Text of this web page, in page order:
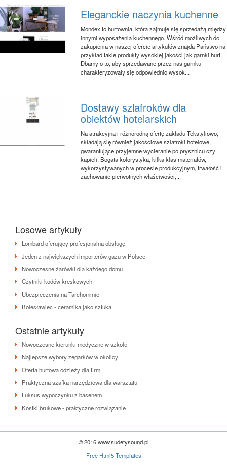
Eleganckie naczynia kuchenne
Mondex to hurtownia, która zajmuje się sprzedażą między
innymi wyposażenia kuchennego. Wśród możliwych do
zakupienia w naszej ofercie artykułów znajdą Państwo na
przykład takie produkty wysokiej jakości jak garnki hurt.
Dbamy o to, aby sprzedawane przez nas garnku
charakteryzowały się odpowiednio wysok...
Dostawy szlafroków dla
obiektów hotelarskich
Na atrakcyjną i różnorodną ofertę zakładu Tekstyliowo,
składają się również jakościowe szlafroki hotelowe,
gwarantujące przyjemne wycieranie po prysznicu czy
kąpieli. Bogata kolorystyka, kilka klas materiałów,
wykorzystywanych w procesie produkcyjnym, trwałość i
zachowanie pierwotnych właściwości,...
Losowe artykuły
Lombard oferujący profesjonalną obsługę
Jeden z największych importerów gazu w Polsce
Nowoczesne żarówki dla każdego domu
Czytniki kodów kreskowych
Ubezpieczenia na Tarchominie
Bolesławiec - ceramika jako sztuka.
Ostatnie artykuły
Nowoczesne kierunki medyczne w szkole
Najlepsze wybory zegarków w okolicy
Oferta hurtowa odzieży dla firm
Praktyczna szafka narzędziowa dla warsztatu
Luksus wypoczynku z basenem
Kostki brukowe - praktyczne rozwiązanie
© 2016 www.sudetysound.pl
Free Html5 Templates